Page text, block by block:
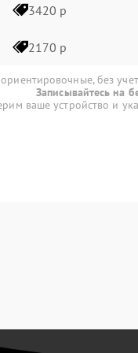
3420 р
2170 р
без
Записывайтесь на
ваше устройство и